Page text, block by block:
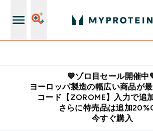
💙ゾロ目セール開催中
ヨーロッパ製造の幅広い商品が
コード【ZOROME】入力で追
さらに特売品は追加
今すぐ購入